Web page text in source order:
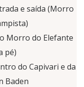
e saída (Morro
Morro do Elefante
pé)
do Capivari e da
Baden